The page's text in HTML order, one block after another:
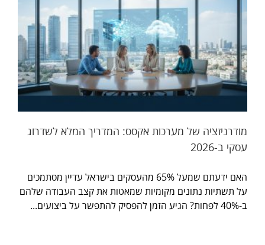
מודרניזציה של מערכות אקסס: המדריך המלא לשדרוג
עסקי ב-2026
האם ידעתם שמעל 65% מהעסקים בישראל עדיין מסתמכים
על תשתיות נתונים מקומיות שמאטות את קצב העבודה שלהם
ב-40% לפחות? הגיע הזמן להפסיק להתפשר על ביצועים...